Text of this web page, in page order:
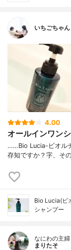
いちごちゃん
4.00
オールインワン
……⁡Bio Lucia⁡⁡-ビオル
存知ですか？⁡⁡⁡⁡字、そ
Bio Lucia(ビ
シャンプー
なにわの主婦
まりたそ